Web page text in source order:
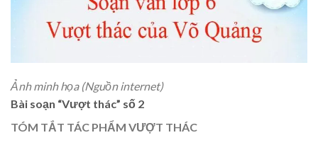
Ảnh minh họa (Nguồn internet)
Bài soạn “Vượt thác” số 2
TÓM TẮT TÁC PHẨM VƯỢT THÁC